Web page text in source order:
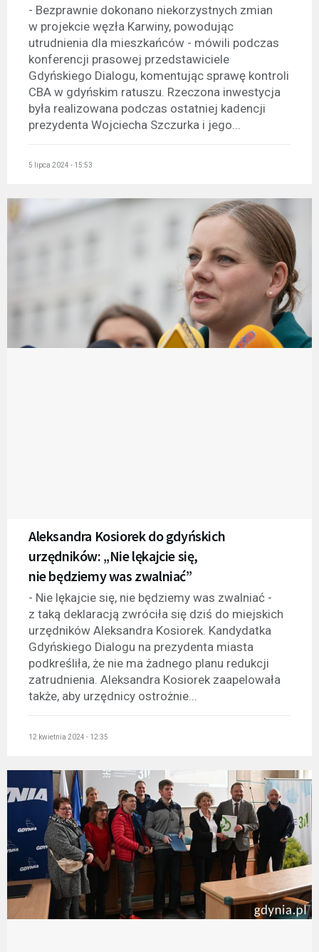
- Bezprawnie dokonano niekorzystnych zmian
w projekcie węzła Karwiny, powodując
utrudnienia dla mieszkańców - mówili podczas
konferencji prasowej przedstawiciele
Gdyńskiego Dialogu, komentując sprawę kontroli
CBA w gdyńskim ratuszu. Rzeczona inwestycja
była realizowana podczas ostatniej kadencji
prezydenta Wojciecha Szczurka i jego...
5 lipca 2024 - 15:53
Aleksandra Kosiorek do gdyńskich
urzędników: „Nie lękajcie się,
nie będziemy was zwalniać”
- Nie lękajcie się, nie będziemy was zwalniać -
z taką deklaracją zwróciła się dziś do miejskich
urzędników Aleksandra Kosiorek. Kandydatka
Gdyńskiego Dialogu na prezydenta miasta
podkreśliła, że nie ma żadnego planu redukcji
zatrudnienia. Aleksandra Kosiorek zaapelowała
także, aby urzędnicy ostrożnie...
12 kwietnia 2024 - 12:35